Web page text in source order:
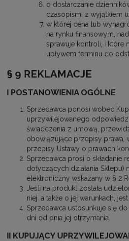
o dostarczanie
czasopism, z wyjątkiem
w której cena lub
na rynku finansowym,
sprawuje kontroli, i które
upływem terminu do
§ 9 REKLAMACJE
I POSTANOWIENIA OGÓLNE
Sprzedawca ponosi wobec
uprzywilejowanego
świadczenia z umową,
obowiązujące przepisy prawa,
przepisy Ustawy o prawach
Sprzedawca prosi o składanie
dotyczących działania Sklepu)
elektroniczny wskazany w § 2
Jeśli na produkt została
niej, a także o jej warunkach,
Sprzedawca ustosunkuje się
dni od dnia jej otrzymania.
II KUPUJĄCY